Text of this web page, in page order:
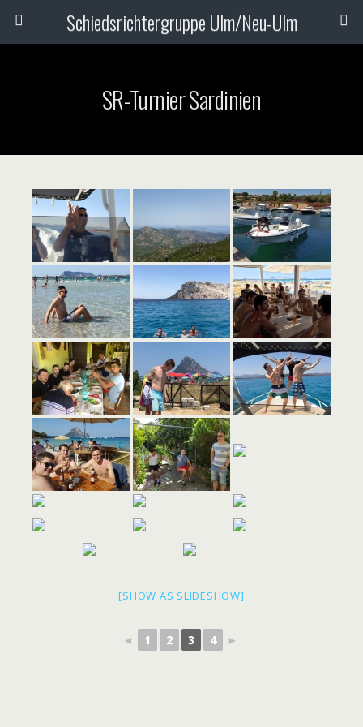
Schiedsrichtergruppe Ulm/Neu-Ulm
SR-Turnier Sardinien
[SHOW AS SLIDESHOW]
◄ 1 2 3 4 ►